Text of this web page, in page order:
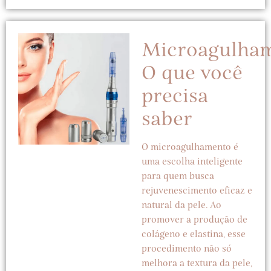
O que você
precisa
saber
O microagulhamento é
uma escolha inteligente
para quem busca
rejuvenescimento eficaz e
natural da pele. Ao
promover a produção de
colágeno e elastina, esse
procedimento não só
melhora a textura da pele,